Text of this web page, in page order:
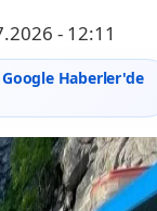
- 12:11
Haberler'de